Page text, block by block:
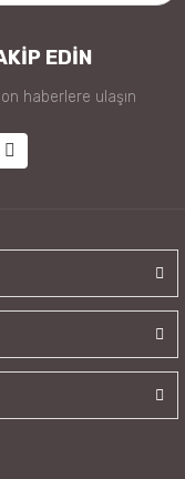
EDİN
haberlere ulaşın